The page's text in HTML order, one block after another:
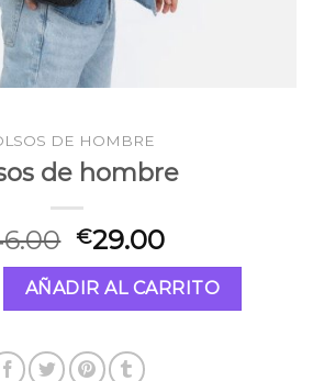
DE HOMBRE
de hombre
€29.00
cantidad
AÑADIR AL CARRITO